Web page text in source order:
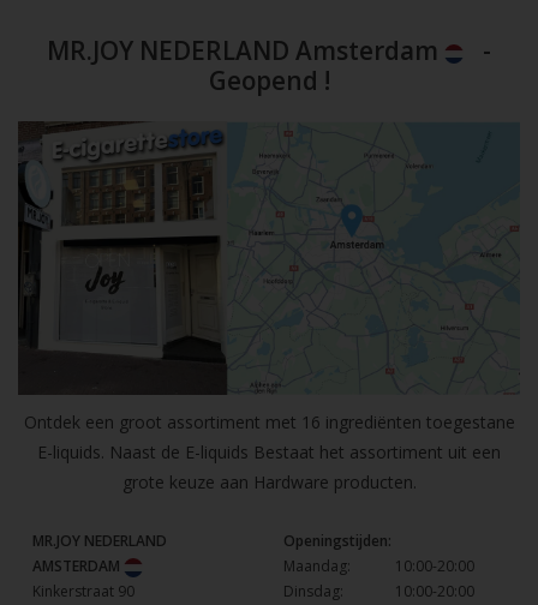
MR.JOY NEDERLAND Amsterdam
-
Geopend !
Ontdek een groot assortiment met 16 ingrediënten toegestane
E-liquids. Naast de E-liquids Bestaat het assortiment uit een
grote keuze aan Hardware producten.
MR.JOY NEDERLAND
AMSTERDAM
Kinkerstraat 90
Openingstijden:
Maandag:
10:00-20:00
Dinsdag:
10:00-20:00